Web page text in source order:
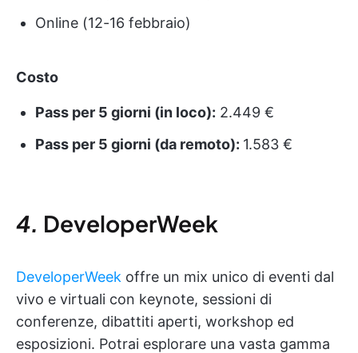
Online (12-16 febbraio)
Costo
Pass per 5 giorni (in loco): 2.449 €
Pass per 5 giorni (da remoto): 1.583 €
4. DeveloperWeek
DeveloperWeek offre un mix unico di eventi dal
vivo e virtuali con keynote, sessioni di
conferenze, dibattiti aperti, workshop ed
esposizioni. Potrai esplorare una vasta gamma